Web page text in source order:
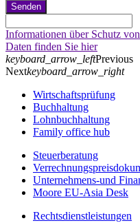
Senden
Informationen über Schutz
Daten finden Sie hier
keyboard_arrow_leftPrevious
Nextkeyboard_arrow_right
Wirtschaftsprüfung
Buchhaltung
Lohnbuchhaltung
Family office hub
Steuerberatung
Unternehmens-und
Moore EU-Asia Desk
Rechtsdienstleistungen